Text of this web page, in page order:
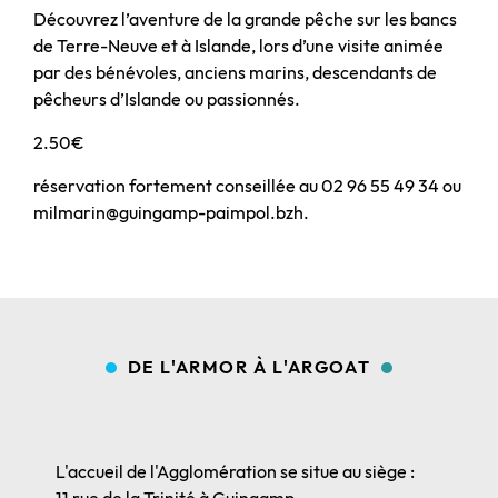
Découvrez l’aventure de la grande pêche sur les bancs
de Terre-Neuve et à Islande, lors d’une visite animée
par des bénévoles, anciens marins, descendants de
pêcheurs d’Islande ou passionnés.
2.50€
réservation fortement conseillée au 02 96 55 49 34 ou
milmarin@guingamp-paimpol.bzh.
DE L'ARMOR À L'ARGOAT
L'accueil de l'Agglomération se situe au siège :